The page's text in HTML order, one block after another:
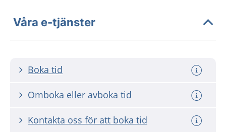
Våra e-tjänster
Boka tid
Omboka eller avboka tid
Kontakta oss för att boka tid